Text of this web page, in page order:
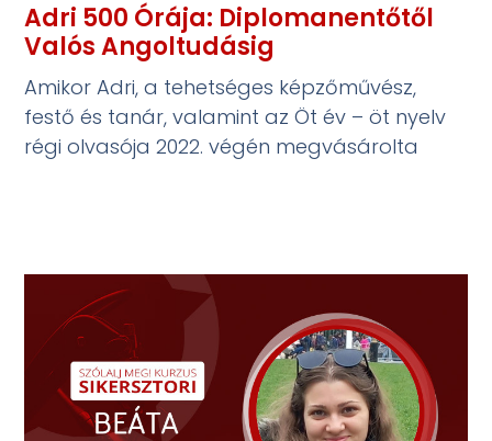
Adri 500 Órája: Diplomanentőtől
Valós Angoltudásig
Amikor Adri, a tehetséges képzőművész,
festő és tanár, valamint az Öt év – öt nyelv
régi olvasója 2022. végén megvásárolta